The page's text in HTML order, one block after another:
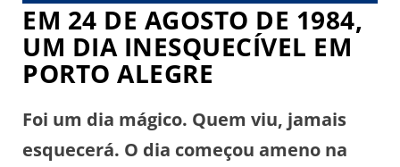
EM 24 DE AGOSTO DE 1984,
UM DIA INESQUECÍVEL EM
PORTO ALEGRE
Foi um dia mágico. Quem viu, jamais
esquecerá. O dia começou ameno na